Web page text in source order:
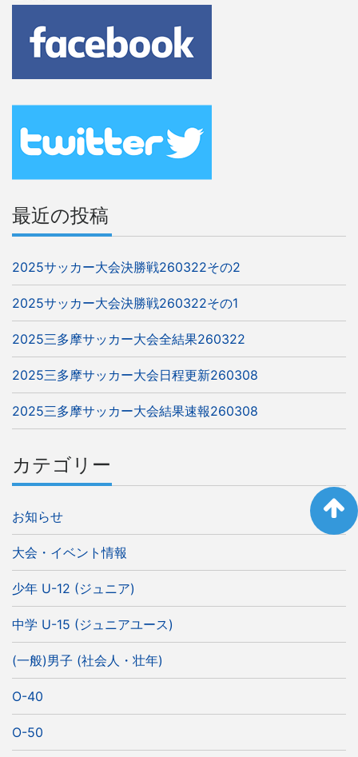
ナ
ビ
ゲ
ー
シ
最近の投稿
2025サッカー大会決勝戦260322その2
2025サッカー大会決勝戦260322その1
2025三多摩サッカー大会全結果260322
2025三多摩サッカー大会日程更新260308
2025三多摩サッカー大会結果速報260308
カテゴリー
お知らせ
大会・イベント情報
少年 U-12 (ジュニア)
中学 U-15 (ジュニアユース)
(一般)男子 (社会人・壮年)
O-40
O-50